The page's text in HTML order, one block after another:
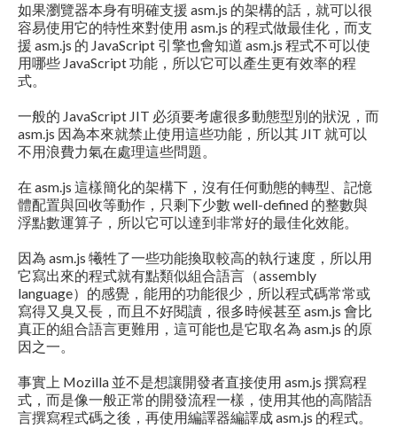
如果瀏覽器本身有明確支援 asm.js 的架構的話，就可以很
容易使用它的特性來對使用 asm.js 的程式做最佳化，而支
援 asm.js 的 JavaScript 引擎也會知道 asm.js 程式不可以使
用哪些 JavaScript 功能，所以它可以產生更有效率的程
式。
一般的 JavaScript JIT 必須要考慮很多動態型別的狀況，而
asm.js 因為本來就禁止使用這些功能，所以其 JIT 就可以
不用浪費力氣在處理這些問題。
在 asm.js 這樣簡化的架構下，沒有任何動態的轉型、記憶
體配置與回收等動作，只剩下少數 well-defined 的整數與
浮點數運算子，所以它可以達到非常好的最佳化效能。
因為 asm.js 犧牲了一些功能換取較高的執行速度，所以用
它寫出來的程式就有點類似組合語言（assembly
language）的感覺，能用的功能很少，所以程式碼常常或
寫得又臭又長，而且不好閱讀，很多時候甚至 asm.js 會比
真正的組合語言更難用，這可能也是它取名為 asm.js 的原
因之一。
事實上 Mozilla 並不是想讓開發者直接使用 asm.js 撰寫程
式，而是像一般正常的開發流程一樣，使用其他的高階語
言撰寫程式碼之後，再使用編譯器編譯成 asm.js 的程式。